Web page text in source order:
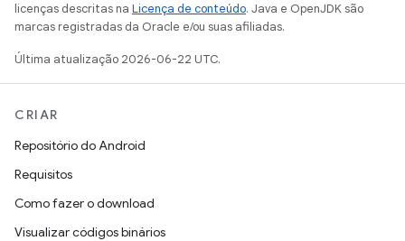
licenças descritas na Licença de conteúdo. Java e OpenJDK são
marcas registradas da Oracle e/ou suas afiliadas.
Última atualização 2026-06-22 UTC.
CRIAR
Repositório do Android
Requisitos
Como fazer o download
Visualizar códigos binários